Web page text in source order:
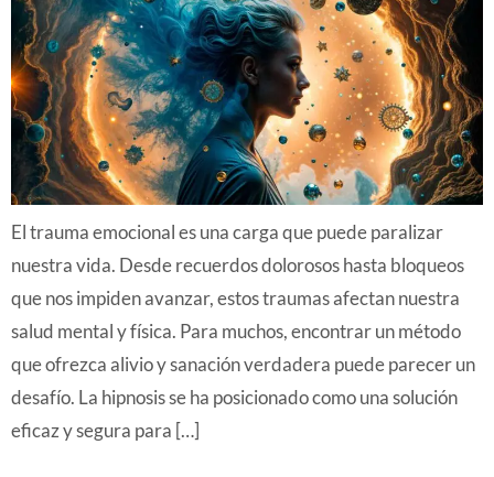
El trauma emocional es una carga que puede paralizar
nuestra vida. Desde recuerdos dolorosos hasta bloqueos
que nos impiden avanzar, estos traumas afectan nuestra
salud mental y física. Para muchos, encontrar un método
que ofrezca alivio y sanación verdadera puede parecer un
desafío. La hipnosis se ha posicionado como una solución
eficaz y segura para […]